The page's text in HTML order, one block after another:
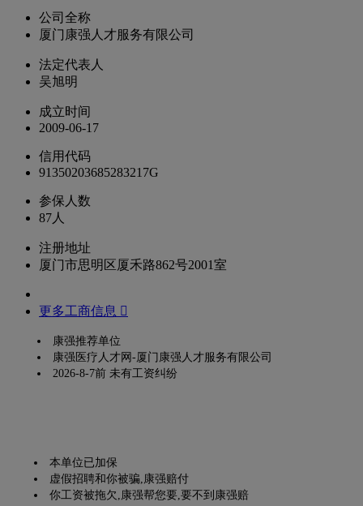
公司全称
厦门康强人才服务有限公司
法定代表人
吴旭明
成立时间
2009-06-17
信用代码
91350203685283217G
参保人数
87人
注册地址
厦门市思明区厦禾路862号2001室
更多工商信息 
康强推荐单位
康强医疗人才网-厦门康强人才服务有限公司
2026-8-7前 未有工资纠纷
本单位已加保
虚假招聘和你被骗,康强赔付
你工资被拖欠,康强帮您要,要不到康强赔